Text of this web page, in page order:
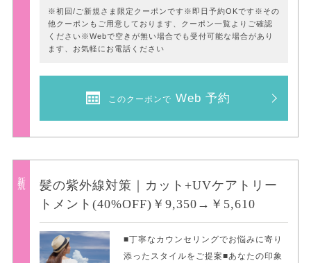
※初回/ご新規さま限定クーポンです※即日予約OKです※その
他クーポンもご用意しております、クーポン一覧よりご確認
ください※Webで空きが無い場合でも受付可能な場合があり
ます、お気軽にお電話ください
このクーポンで Web 予約
新規
髪の紫外線対策｜カット+UVケアトリー
トメント(40%OFF)￥9,350→￥5,610
■丁寧なカウンセリングでお悩みに寄り
添ったスタイルをご提案■あなたの印象